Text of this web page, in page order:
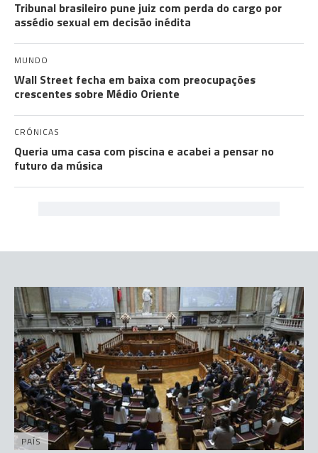
Tribunal brasileiro pune juiz com perda do cargo por
assédio sexual em decisão inédita
MUNDO
Wall Street fecha em baixa com preocupações
crescentes sobre Médio Oriente
CRÓNICAS
Queria uma casa com piscina e acabei a pensar no
futuro da música
PAÍS